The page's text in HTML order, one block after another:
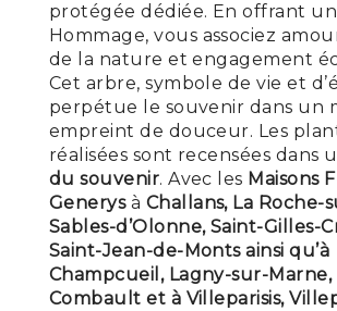
protégée dédiée. En offrant
Hommage, vous associez
de la nature et engagement
Cet arbre, symbole de vie et
perpétue le souvenir dans un
empreint de douceur. Les
réalisées sont recensées dans
du souvenir. Avec les Maisons
Generysà Challans, La Roche-
Sables-d’Olonne, Saint-Gilles-
Saint-Jean-de-Monts ainsi qu’à
Champcueil, Lagny-sur-
Combault et à Villeparisis,